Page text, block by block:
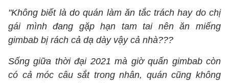
"Không biết là do quán làm ăn tắc trách hay do chị
gái mình đang gặp hạn tam tai nên ăn miếng
gimbab bị rách cả dạ dày vậy cả nhà???
Sống giữa thời đại 2021 mà giờ quấn gimbab còn
có cả móc câu sắt trong nhân, quán cũng không